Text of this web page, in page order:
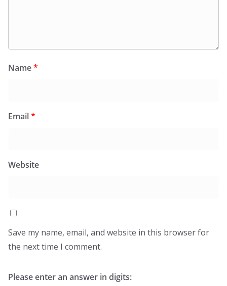
Name*
Email*
Website
Save my name, email, and website in this browser for
the next time I comment.
Please enter an answer in digits: